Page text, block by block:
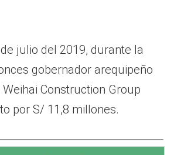
julio del 2019, durante la
gobernador arequipeño
Construction Group
por S/ 11,8 millones.